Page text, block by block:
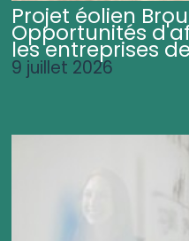
Projet éolien
Opportunités
les entreprises
9 juillet 2026